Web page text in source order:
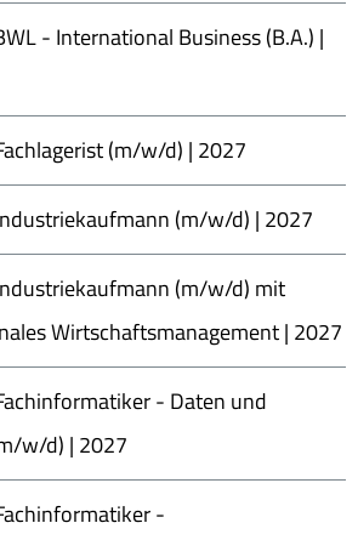
- International Business (B.A.) |
(m/w/d) | 2027
(m/w/d) | 2027
(m/w/d) mit
Wirtschaftsmanagement | 2027
- Daten und
w/d) | 2027
-